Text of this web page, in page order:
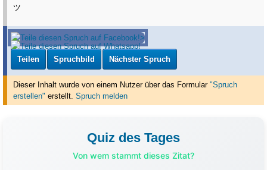
ツ
Teilen Spruchbild Nächster Spruch
Dieser Inhalt wurde von einem Nutzer über das Formular "Spruch
erstellen" erstellt. Spruch melden
Quiz des Tages
Von wem stammt dieses Zitat?